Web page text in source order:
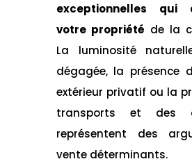
exceptionnelles qui
votre propriété de la
La luminosité
dégagée, la présence
extérieur privatif ou la
transports et des
représentent des
vente déterminants.